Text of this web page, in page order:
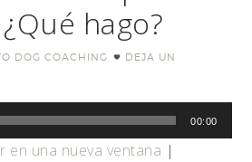
hago?
DOG COACHING
DEJA UN
00:00
en una nueva ventana |